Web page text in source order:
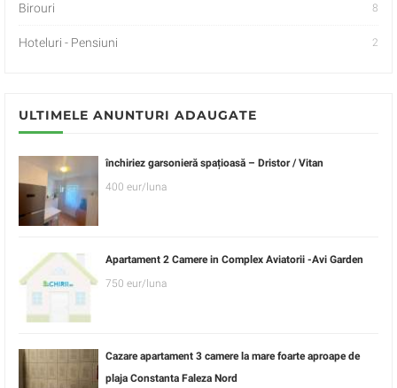
Birouri 8
Hoteluri - Pensiuni 2
ULTIMELE ANUNTURI ADAUGATE
închiriez garsonieră spațioasă – Dristor / Vitan
400 eur/luna
Apartament 2 Camere in Complex Aviatorii -Avi Garden
750 eur/luna
Cazare apartament 3 camere la mare foarte aproape de
plaja Constanta Faleza Nord